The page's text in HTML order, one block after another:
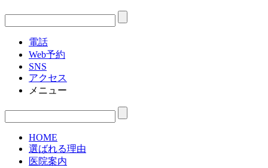
電話
Web予約
SNS
アクセス
メニュー
HOME
選ばれる理由
医院案内